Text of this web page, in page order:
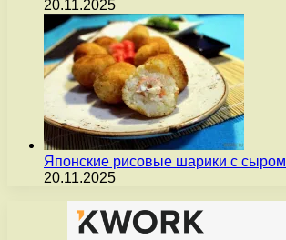
20.11.2025
Японские рисовые шарики с сыром
20.11.2025